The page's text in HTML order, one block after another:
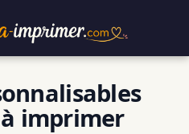
imprimer